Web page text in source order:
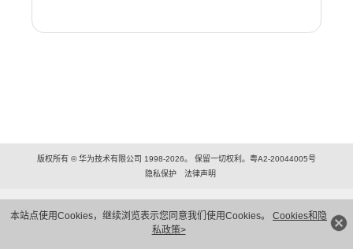
本站点使用Cookies，继续浏览表示您同意我们使用Cookies。 Cookies和隐
私政策>
版权所有 © 华为技术有限公司 1998-2026。 保留一切权利。粤A2-20044005号
隐私保护
法律声明